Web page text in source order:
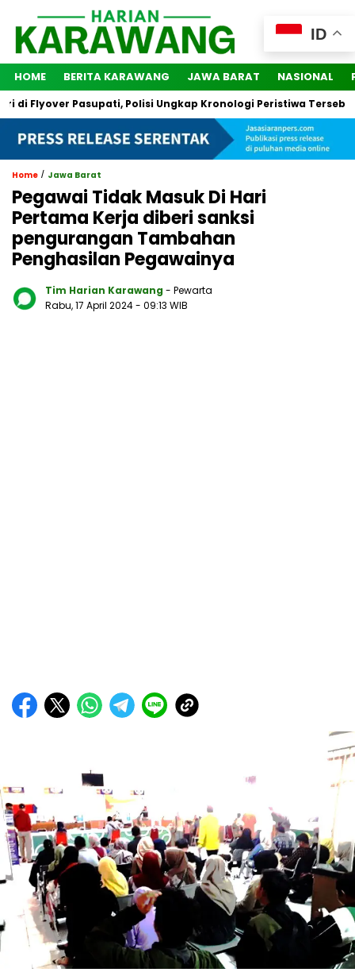
HOME BERITA KARAWANG JAWA BARAT NASIONAL
Flyover Pasupati, Polisi Ungkap Kronologi Peristiwa Tersebut
Home / Jawa Barat
Pegawai Tidak Masuk Di Hari
Pertama Kerja diberi sanksi
pengurangan Tambahan
Penghasilan Pegawainya
Tim Harian Karawang - Pewarta
Rabu, 17 April 2024- 09:13 WIB
ID